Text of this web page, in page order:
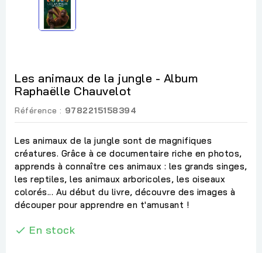
Les animaux de la jungle - Album
Raphaëlle Chauvelot
Référence : 9782215158394
Les animaux de la jungle sont de magnifiques
créatures. Grâce à ce documentaire riche en photos,
apprends à connaître ces animaux : les grands singes,
les reptiles, les animaux arboricoles, les oiseaux
colorés... Au début du livre, découvre des images à
découper pour apprendre en t'amusant !
 En stock